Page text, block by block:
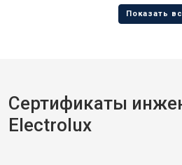
Сертификаты
Electrolux